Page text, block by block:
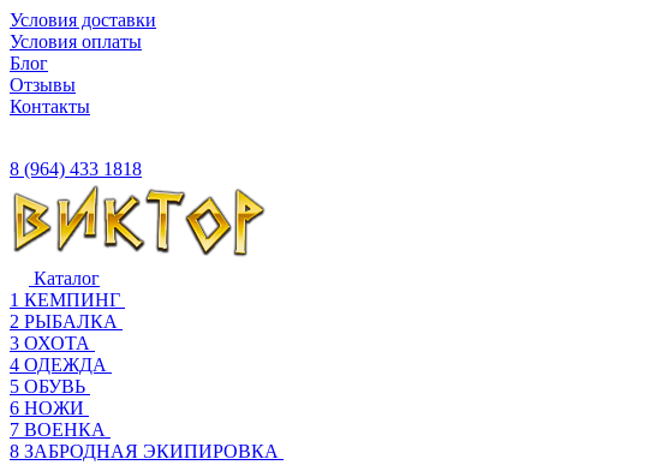
Условия доставки
Условия оплаты
Блог
Отзывы
Контакты
8 (964) 433 1818
Каталог
1 КЕМПИНГ
2 РЫБАЛКА
3 ОХОТА
4 ОДЕЖДА
5 ОБУВЬ
6 НОЖИ
7 ВОЕНКА
8 ЗАБРОДНАЯ ЭКИПИРОВКА